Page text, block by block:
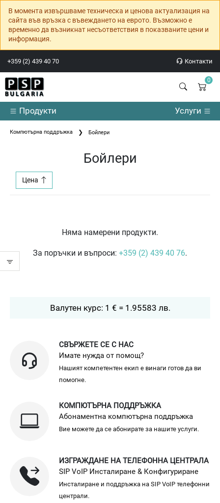
В момента извършваме техническа и ценова актуализация на
сайта във връзка с въвеждането на еврото. Възможно е
временно да възникнат несъответствия в показваните цени и
информация.
+359 (2) 439 40 70 Контакти
0
Продукти Услуги
Компютърна поддръжка Бойлери
Бойлери
Цена
Няма намерени продукти.
За поръчки и въпроси: +359 (2) 439 40 76.
Валутен курс: 1 € = 1.95583 лв.
СВЪРЖЕТЕ СЕ С НАС
Имате нужда от помощ?
Нашият компетентен екип е винаги готов да ви
помогне.
КОМПЮТЪРНА ПОДДРЪЖКА
Абонаментна компютърна поддръжка
Вие можете да се абонирате за нашите услуги.
ИЗГРАЖДАНЕ НА ТЕЛЕФОННА ЦЕНТРАЛА
SIP VoIP Инсталиране & Конфигуриране
Инсталиране и поддръжка на SIP VoIP телефонни
централи.